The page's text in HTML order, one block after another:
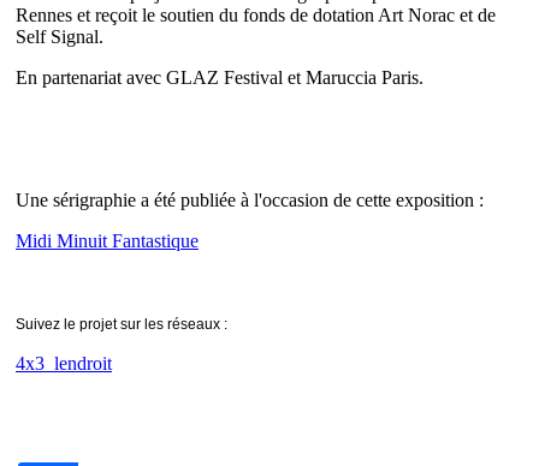
Rennes et reçoit le soutien du fonds de dotation Art Norac et de
Self Signal.
En partenariat avec GLAZ Festival et Maruccia Paris.
Une sérigraphie a été publiée à l'occasion de cette exposition :
Midi Minuit Fantastique
Suivez le projet sur les réseaux :
4x3_lendroit